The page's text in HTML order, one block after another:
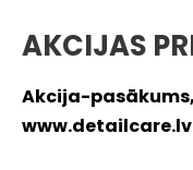
AKCIJAS
Akcija-
www.detailcare.lv